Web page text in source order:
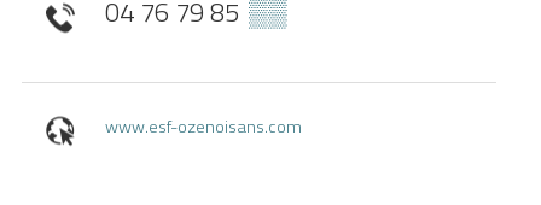
04 76 79 85 ▒▒
www.esf-ozenoisans.com